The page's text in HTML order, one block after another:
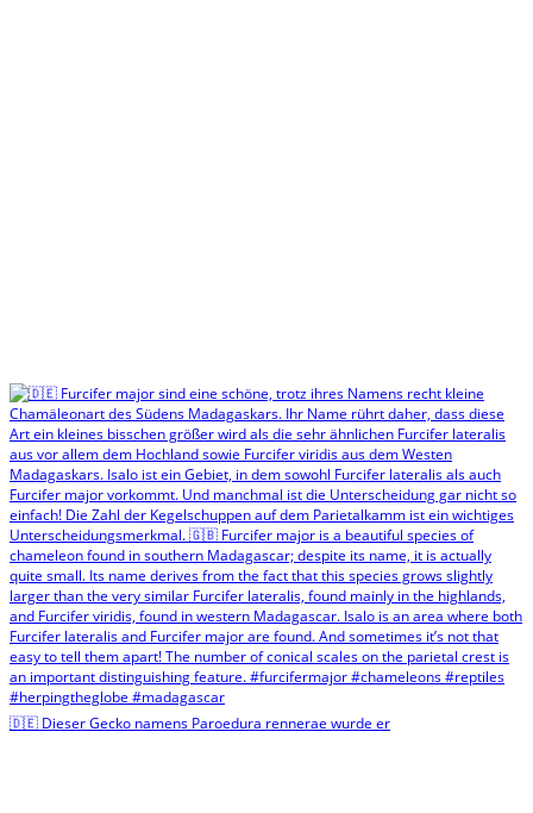
🇩🇪 Dieser Gecko namens Paroedura rennerae wurde er